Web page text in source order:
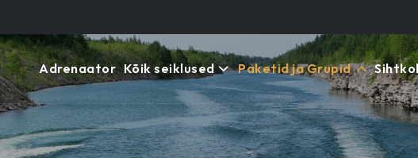
Adrenaator Kõik seiklused Paketid ja Grupid